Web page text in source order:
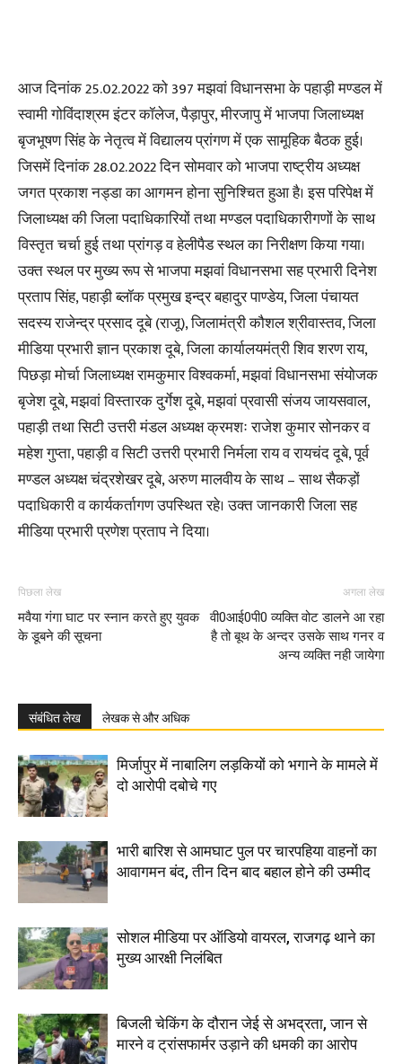
आज दिनांक 25.02.2022 को 397 मझवां विधानसभा के पहाड़ी मण्डल में
स्वामी गोविंदाश्रम इंटर कॉलेज, पैड़ापुर, मीरजापु में भाजपा जिलाध्यक्ष
बृजभूषण सिंह के नेतृत्व में विद्यालय प्रांगण में एक सामूहिक बैठक हुई।
जिसमें दिनांक 28.02.2022 दिन सोमवार को भाजपा राष्ट्रीय अध्यक्ष
जगत प्रकाश नड्डा का आगमन होना सुनिश्चित हुआ है। इस परिपेक्ष में
जिलाध्यक्ष की जिला पदाधिकारियों तथा मण्डल पदाधिकारीगणों के साथ
विस्तृत चर्चा हुई तथा प्रांगड़ व हेलीपैड स्थल का निरीक्षण किया गया।
उक्त स्थल पर मुख्य रूप से भाजपा मझवां विधानसभा सह प्रभारी दिनेश
प्रताप सिंह, पहाड़ी ब्लॉक प्रमुख इन्द्र बहादुर पाण्डेय, जिला पंचायत
सदस्य राजेन्द्र प्रसाद दूबे (राजू), जिलामंत्री कौशल श्रीवास्तव, जिला
मीडिया प्रभारी ज्ञान प्रकाश दूबे, जिला कार्यालयमंत्री शिव शरण राय,
पिछड़ा मोर्चा जिलाध्यक्ष रामकुमार विश्वकर्मा, मझवां विधानसभा संयोजक
बृजेश दूबे, मझवां विस्तारक दुर्गेश दूबे, मझवां प्रवासी संजय जायसवाल,
पहाड़ी तथा सिटी उत्तरी मंडल अध्यक्ष क्रमशः राजेश कुमार सोनकर व
महेश गुप्ता, पहाड़ी व सिटी उत्तरी प्रभारी निर्मला राय व रायचंद दूबे, पूर्व
मण्डल अध्यक्ष चंद्रशेखर दूबे, अरुण मालवीय के साथ – साथ सैकड़ों
पदाधिकारी व कार्यकर्तागण उपस्थित रहे। उक्त जानकारी जिला सह
मीडिया प्रभारी प्रणेश प्रताप ने दिया।
पिछला लेख
मवैया गंगा घाट पर स्नान करते हुए युवक
के डूबने की सूचना
अगला लेख
वी0आई0पी0 व्यक्ति वोट डालने आ रहा
है तो बूथ के अन्दर उसके साथ गनर व
अन्य व्यक्ति नही जायेगा
संबंधित लेख लेखक से और अधिक
मिर्जापुर में नाबालिग लड़कियों को भगाने के मामले में
दो आरोपी दबोचे गए
भारी बारिश से आमघाट पुल पर चारपहिया वाहनों का
आवागमन बंद, तीन दिन बाद बहाल होने की उम्मीद
सोशल मीडिया पर ऑडियो वायरल, राजगढ़ थाने का
मुख्य आरक्षी निलंबित
बिजली चेकिंग के दौरान जेई से अभद्रता, जान से
मारने व ट्रांसफार्मर उड़ाने की धमकी का आरोप